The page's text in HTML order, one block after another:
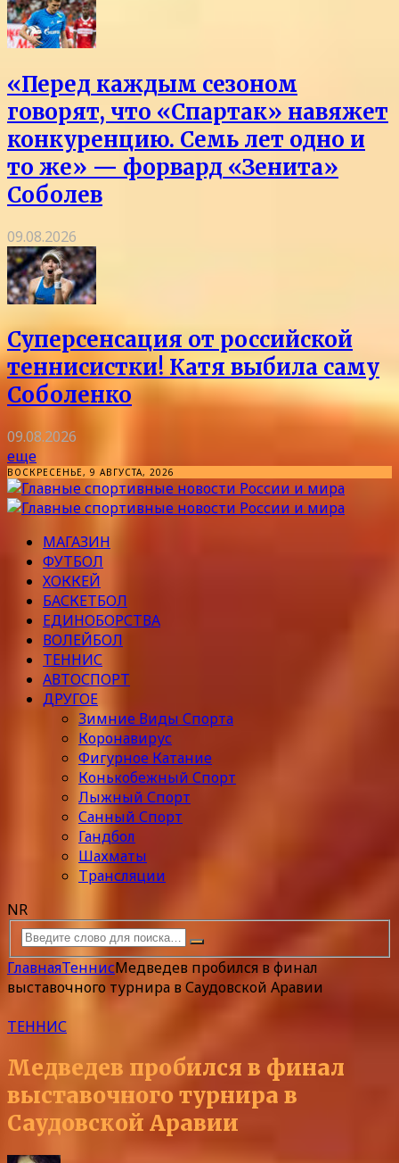
«Перед каждым сезоном
говорят, что «Спартак» навяжет
конкуренцию. Семь лет одно и
то же» — форвард «Зенита»
Соболев
09.08.2026
Суперсенсация от российской
теннисистки! Катя выбила саму
Соболенко
09.08.2026
еще
ВОСКРЕСЕНЬЕ, 9 АВГУСТА, 2026
МАГАЗИН
ФУТБОЛ
ХОККЕЙ
БАСКЕТБОЛ
ЕДИНОБОРСТВА
ВОЛЕЙБОЛ
ТЕННИС
АВТОСПОРТ
ДРУГОЕ
Зимние Виды Спорта
Коронавирус
Фигурное Катание
Конькобежный Спорт
Лыжный Спорт
Санный Спорт
Гандбол
Шахматы
Трансляции
NR
ГлавнаяТеннисМедведев пробился в финал
выставочного турнира в Саудовской Аравии
ТЕННИС
Медведев пробился в финал
выставочного турнира в
Саудовской Аравии